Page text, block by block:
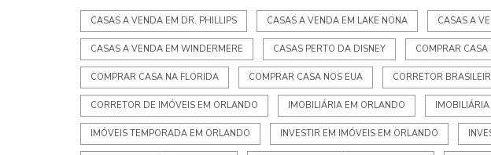
CASAS A VENDA EM DR. PHILLIPS CASAS A VENDA EM LAKE NONA CASAS A
CASAS A VENDA EM WINDERMERE CASAS PERTO DA DISNEY COMPRAR
COMPRAR CASA NA FLORIDA COMPRAR CASA NOS EUA CORRETOR
CORRETOR DE IMÓVEIS EM ORLANDO IMOBILIÁRIA EM ORLANDO
IMÓVEIS TEMPORADA EM ORLANDO INVESTIR EM IMÓVEIS EM ORLANDO